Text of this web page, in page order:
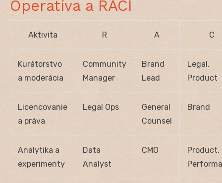
Operatíva a RACI
Aktivita R A C
Kurátorstvo
a moderácia
Community
Manager
Brand
Lead
Legal,
Product
Licencovanie
a práva
Legal Ops
General
Counsel
Brand
Analytika a
experimenty
Data
Analyst
CMO
Product,